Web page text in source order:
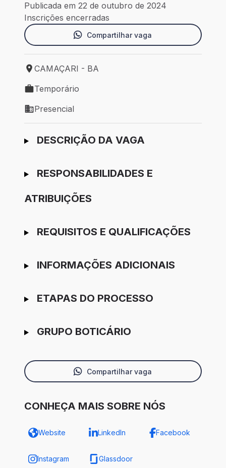
Publicada em 22 de outubro de 2024
Inscrições encerradas
Compartilhar vaga
Local de trabalho: CAMAÇARI - BA
CAMAÇARI - BA
Tipo de vaga: Temporário
Temporário
Modelo de trabalho: Presencial
Presencial
Ir para candidatura
DESCRIÇÃO DA VAGA
RESPONSABILIDADES E
ATRIBUIÇÕES
REQUISITOS E QUALIFICAÇÕES
INFORMAÇÕES ADICIONAIS
ETAPAS DO PROCESSO
GRUPO BOTICÁRIO
Compartilhar vaga
CONHEÇA MAIS SOBRE NÓS
Website LinkedIn Facebook
Instagram Glassdoor